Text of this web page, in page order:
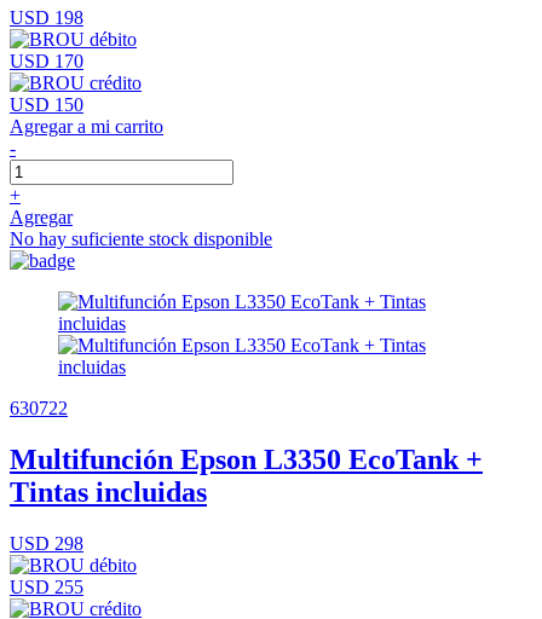
USD 198
USD 170
USD 150
Agregar a mi carrito
-
+
Agregar
No hay suficiente stock disponible
630722
Multifunción Epson L3350 EcoTank +
Tintas incluidas
USD 298
USD 255